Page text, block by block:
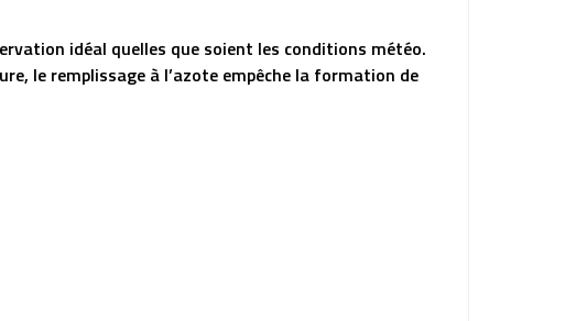
idéal quelles que soient les conditions météo.
le remplissage à l’azote empêche la formation de